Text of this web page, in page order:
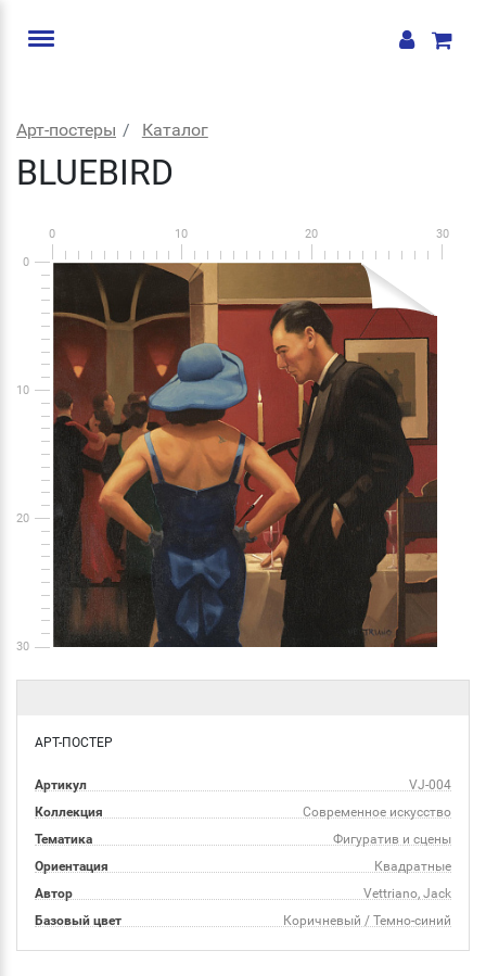
Арт-постеры Каталог
BLUEBIRD
0 10 30
20
0
10
30
20
АРТ-ПОСТЕР
Артикул
VJ-004
Коллекция
Современное искусство
Тематика
Фигуратив и сцены
Ориентация
Квадратные
Автор
Vettriano, Jack
Базовый цвет
Коричневый / Темно-синий